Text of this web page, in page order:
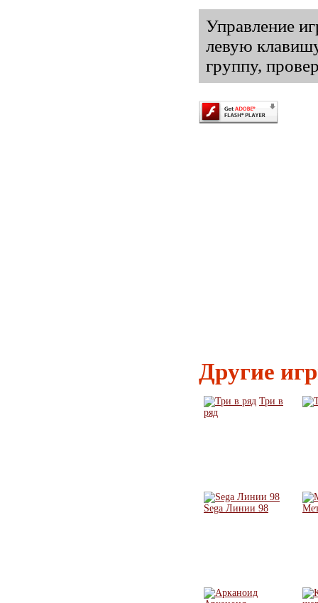
Управление
левую
группу,
Другие
Три в
ряд
Sega Линии 98